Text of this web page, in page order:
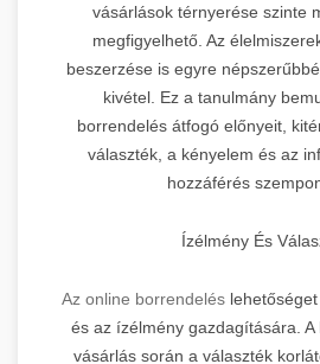
vásárlások térnyerése szinte
megfigyelhető. Az
beszerzése is egyre
kivétel. Ez a tanulmány
borrendelés átfogó előnyeit,
választék, a kényelem és az
hozzáférés
Ízélmény És
Az online borrendelés
és az ízélmény gazdagítására.
vásárlás során a választék